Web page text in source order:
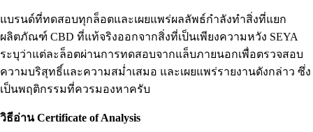
แบรนด์ที่ทดสอบทุกล็อตและเผยแพร่ผลลัพธ์กำลังทำสิ่งที่แยก
ผลิตภัณฑ์ CBD ที่แท้จริงออกจากสิ่งที่เป็นเพียงความหวัง SEYA
ระบุว่าแต่ละล็อตผ่านการทดสอบจากแล็บภายนอกเพื่อตรวจสอบ
ความบริสุทธิ์และความสม่ำเสมอ และเผยแพร่รายงานดังกล่าว ซึ่ง
เป็นพฤติกรรมที่ควรมองหาครับ
วิธีอ่าน Certificate of Analysis